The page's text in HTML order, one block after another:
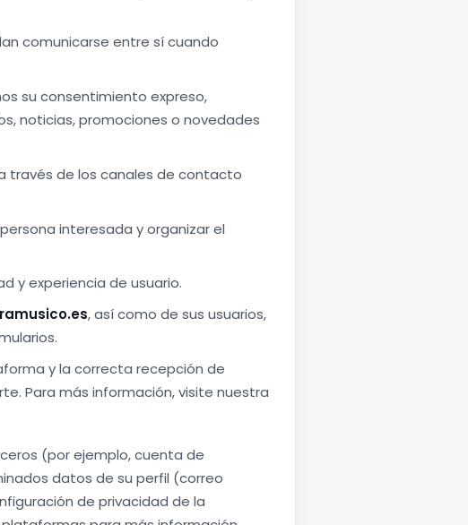
comunicarse entre sí cuando
su consentimiento expreso,
noticias, promociones o novedades
través de los canales de contacto
interesada y organizar el
y experiencia de usuario.
, así como de sus usuarios,
y la correcta recepción de
Para más información, visite nuestra
(por ejemplo, cuenta de
datos de su perfil (correo
de privacidad de la